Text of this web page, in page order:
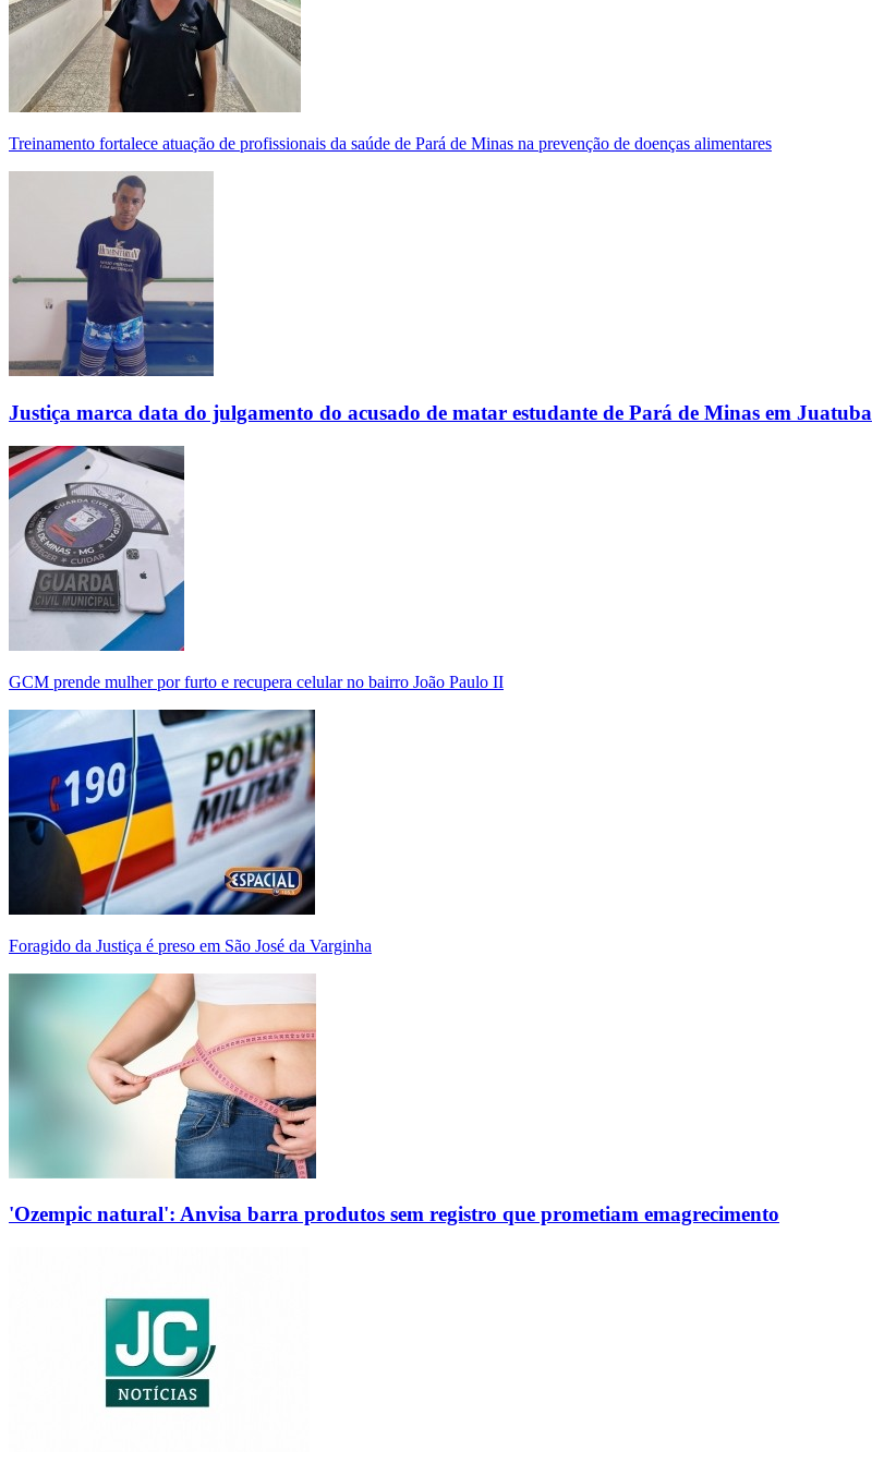
Treinamento fortalece atuação de profissionais da saúde de Pará de Minas na prevenção de doenças alimentares
Justiça marca data do julgamento do acusado de matar estudante de Pará de Minas em Juatuba
GCM prende mulher por furto e recupera celular no bairro João Paulo II
Foragido da Justiça é preso em São José da Varginha
'Ozempic natural': Anvisa barra produtos sem registro que prometiam emagrecimento